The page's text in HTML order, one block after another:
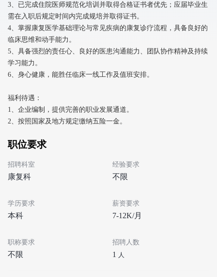
3、已完成住院医师规范化培训并取得合格证书者优先；应届毕业生
需在入职后规定时间内完成规培并取得证书。
4、掌握康复医学基础理论与常见疾病的康复诊疗流程，具备良好的
临床思维和动手能力。
5、具备强烈的责任心、良好的医患沟通能力、团队协作精神及持续
学习能力。
6、身心健康，能胜任临床一线工作及值班安排。
福利待遇：
1、企业编制，提供完善的职业发展通道。
2、按照国家及地方规定缴纳五险一金。
职位要求
招聘科室
康复科
经验要求
不限
学历要求
本科
薪资要求
7-12K/月
职称要求
不限
招聘人数
1 人